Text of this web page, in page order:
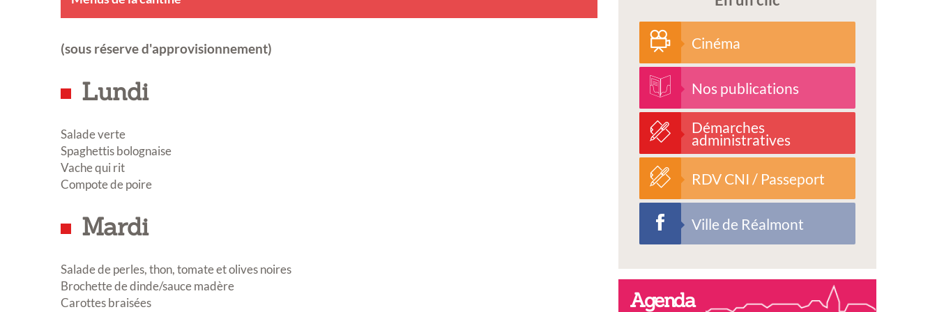
(sous réserve d'approvisionnement)
Lundi
Salade verte
Spaghettis bolognaise
Vache qui rit
Compote de poire
Mardi
Salade de perles, thon, tomate et olives noires
Brochette de dinde/sauce madère
Carottes braisées
Cinéma
Nos publications
Démarches
administratives
RDV CNI / Passeport
Ville de Réalmont
Agenda